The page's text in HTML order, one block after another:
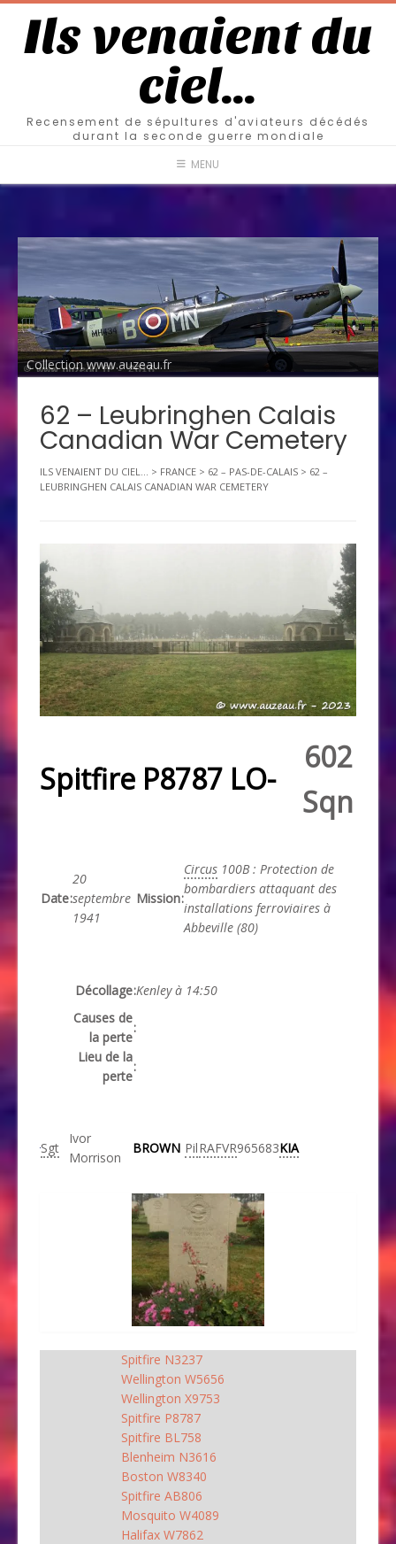
Ils venaient du
ciel…
Recensement de sépultures d'aviateurs décédés
durant la seconde guerre mondiale
MENU
Collection www.auzeau.fr
62 – Leubringhen Calais
Canadian War Cemetery
ILS VENAIENT DU CIEL... > FRANCE > 62 – PAS-DE-CALAIS > 62 –
LEUBRINGHEN CALAIS CANADIAN WAR CEMETERY
Spitfire P8787 LO-
602
Sqn
Date:
20
septembre
1941
Mission:
Circus 100B : Protection de
bombardiers attaquant des
installations ferroviaires à
Abbeville (80)
Décollage:Kenley à 14:50
Causes de
la perte
:
Lieu de la
perte
:
Sgt
Ivor
Morrison
BROWN PilRAFVR965683KIA
Spitfire N3237
Wellington W5656
Wellington X9753
Spitfire P8787
Spitfire BL758
Blenheim N3616
Boston W8340
Spitfire AB806
Mosquito W4089
Halifax W7862